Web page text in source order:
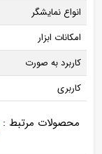
انواع نمایشگر
امکانات ابزار
کاربرد به صورت
کاربری
محصولات مرتبط :